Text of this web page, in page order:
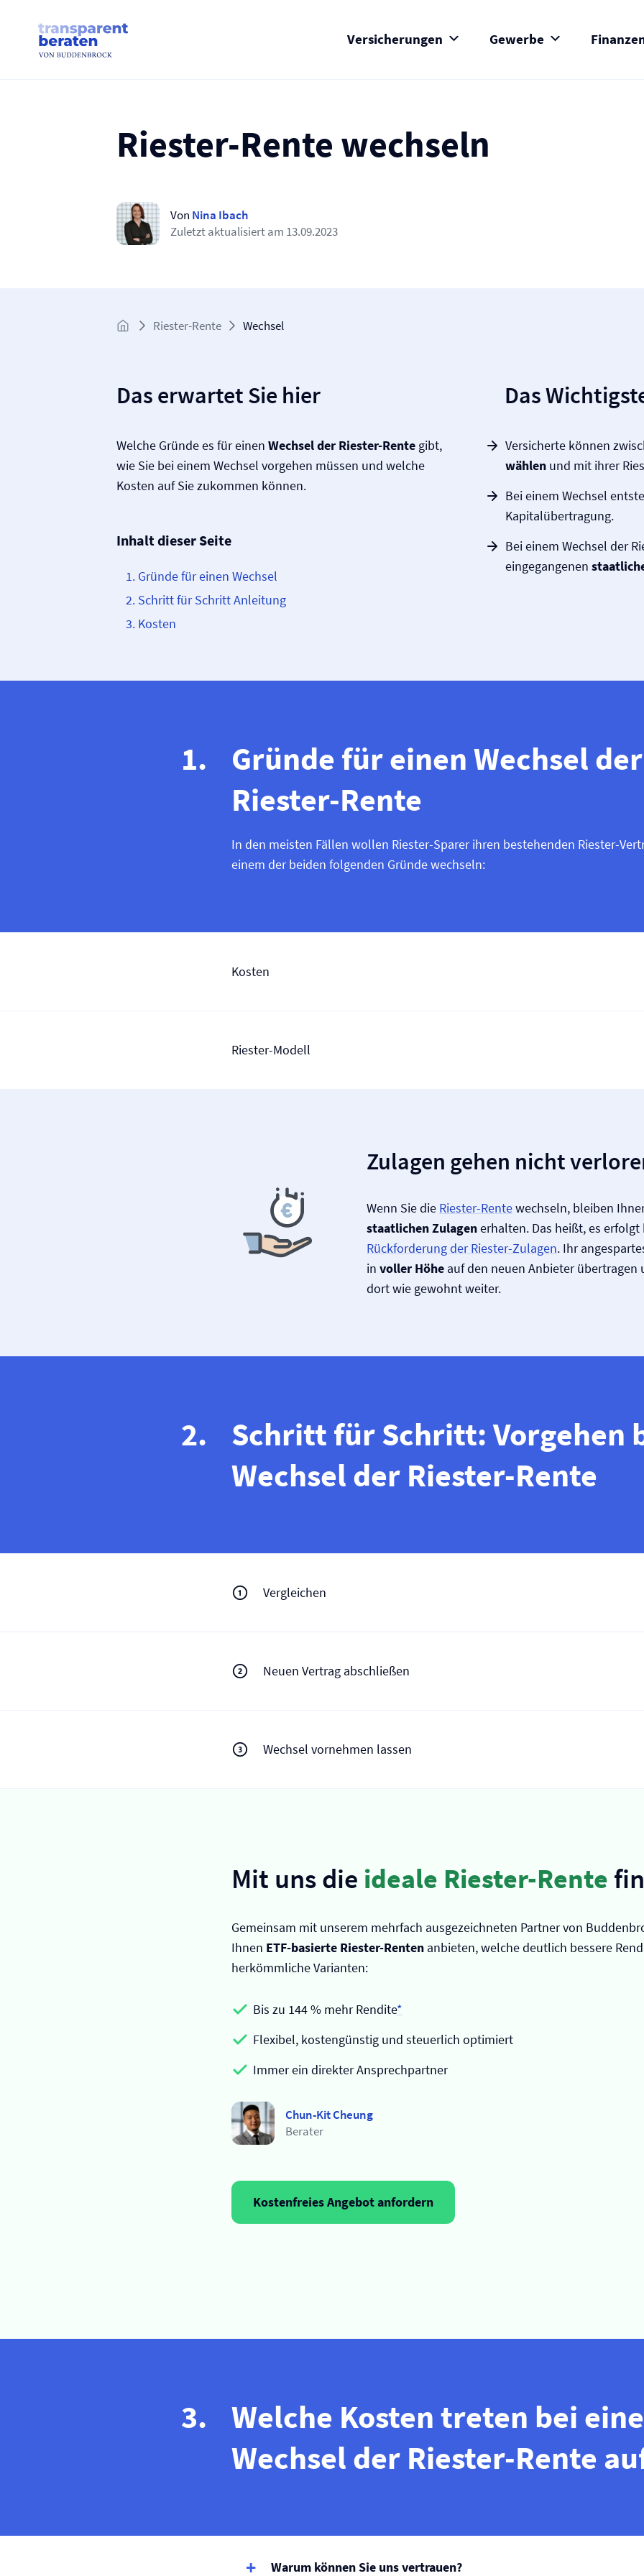
Versicherungen Gewerbe
content
Riester-Rente wechseln
Von Nina Ibach
Zuletzt aktualisiert am 13.09.2023
Riester-Rente Wechsel
Das erwartet Sie hier
Welche Gründe es für einen Wechsel der Riester-Rente gibt,
wie Sie bei einem Wechsel vorgehen müssen und welche
Kosten auf Sie zukommen können.
Inhalt dieser Seite
Gründe für einen Wechsel
Schritt für Schritt Anleitung
Kosten
Das
Versicherte können
wählen und mit ihrer
Bei einem Wechsel
Kapitalübertragung.
Bei einem Wechsel der
eingegangenen
Gründe für einen Wechsel der
Riester-Rente
In den meisten Fällen wollen Riester-Sparer ihren bestehenden Riester-
einem der beiden folgenden Gründe wechseln:
Kosten
Riester-Modell
Zulagen gehen nicht
Wenn Sie die Riester-Rentewechseln, bleiben
staatlichen Zulagenerhalten. Das heißt, es erfolgt
Rückforderung der Riester-Zulagen. Ihr
in voller Höhe auf den neuen Anbieter übertragen
dort wie gewohnt weiter.
Schritt für Schritt: Vorgehen
Wechsel der Riester-Rente
Vergleichen
Neuen Vertrag abschließen
Wechsel vornehmen lassen
Mit uns die ideale Riester-Rente
Gemeinsam mit unserem mehrfach ausgezeichneten Partner von
Ihnen ETF-basierte Riester-Renten anbieten, welche deutlich bessere
herkömmliche Varianten:
Bis zu 144 % mehr Rendite*
Flexibel, kostengünstig und steuerlich optimiert
Immer ein direkter Ansprechpartner
Chun-Kit Cheung
Berater
Kostenfreies Angebot anfordern
Welche Kosten treten bei
Wechsel der Riester-Rente
Warum können Sie uns vertrauen?